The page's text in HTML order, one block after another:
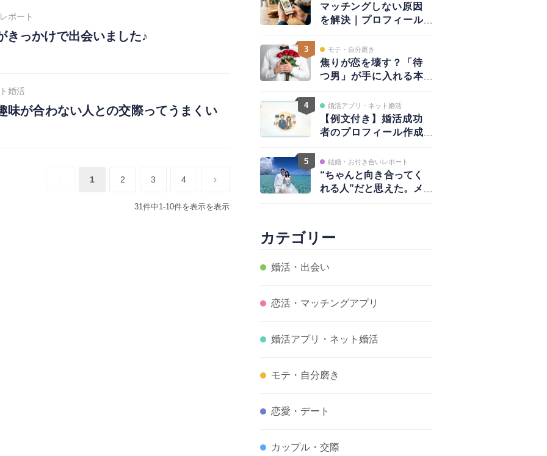
ポート
きっかけで出会いました♪
婚活
味が合わない人との交際ってうまくい
1 2 3 4
31件中1-10件を表示を表示
マッチングしない原因
を解決｜プロフィール
編～
3 モテ・自分磨き
焦りが恋を壊す？「待
つ男」が手に入れる本
自信
4 婚活アプリ・ネット婚活
【例文付き】婚活成功
者のプロフィール作成
アプローチ戦略まで完
全ガイド
5 結婚・お付き合いレポート
“ちゃんと向き合ってく
れる人”だと思えた。メ
カテゴリー
婚活・出会い
恋活・マッチングアプリ
婚活アプリ・ネット婚活
モテ・自分磨き
恋愛・デート
カップル・交際